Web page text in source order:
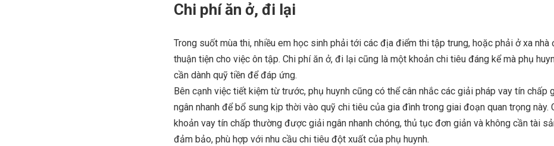
Chi phí ăn ở, đi lại
Trong suốt mùa thi, nhiều em học sinh phải tới các địa điểm thi tập trung, hoặc phải ở xa nhà
thuận tiện cho việc ôn tập. Chi phí ăn ở, đi lại cũng là một khoản chi tiêu đáng kể mà phụ
cần dành quỹ tiền để đáp ứng.
Bên cạnh việc tiết kiệm từ trước, phụ huynh cũng có thể cân nhắc các giải pháp vay tín chấp
ngân nhanh để bổ sung kịp thời vào quỹ chi tiêu của gia đình trong giai đoạn quan trọng này.
khoản vay tín chấp thường được giải ngân nhanh chóng, thủ tục đơn giản và không cần tài
đảm bảo, phù hợp với nhu cầu chi tiêu đột xuất của phụ huynh.